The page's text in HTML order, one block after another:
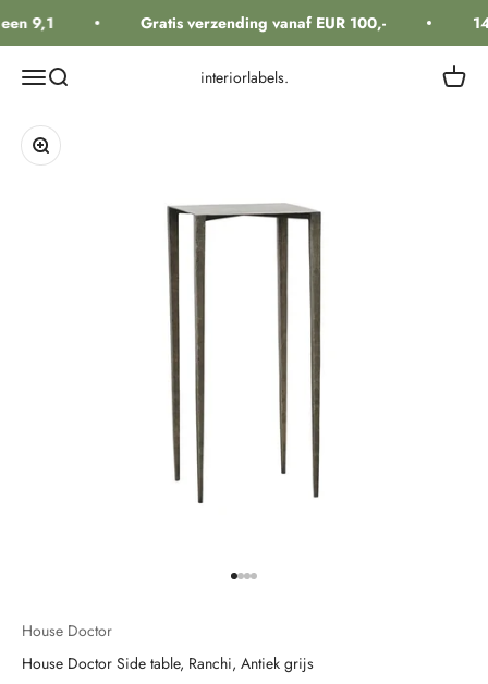
9,1 Gratis verzending vanaf EUR 100,-
Navigatiemenu openen
Zoeken openen interiorlabels.
In-/uitzoomen
House Doctor
House Doctor Side table, Ranchi, Antiek grijs